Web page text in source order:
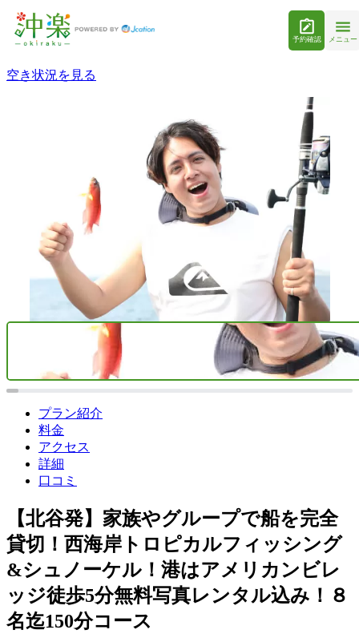
予約確認 メニュー
空き状況を見る
プラン紹介
料金
アクセス
詳細
口コミ
【北谷発】家族やグループで船を完全
貸切！西海岸トロピカルフィッシング
&シュノーケル！港はアメリカンビレ
ッジ徒歩5分無料写真レンタル込み！８
名迄150分コース